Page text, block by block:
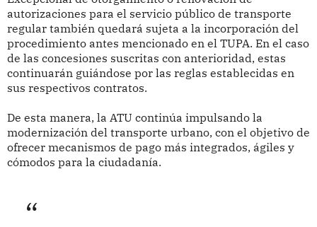
autorizaciones para el servicio público de transporte
regular también quedará sujeta a la incorporación del
procedimiento antes mencionado en el TUPA. En el caso
de las concesiones suscritas con anterioridad, estas
continuarán guiándose por las reglas establecidas en
sus respectivos contratos.
De esta manera, la ATU continúa impulsando la
modernización del transporte urbano, con el objetivo de
ofrecer mecanismos de pago más integrados, ágiles y
cómodos para la ciudadanía.